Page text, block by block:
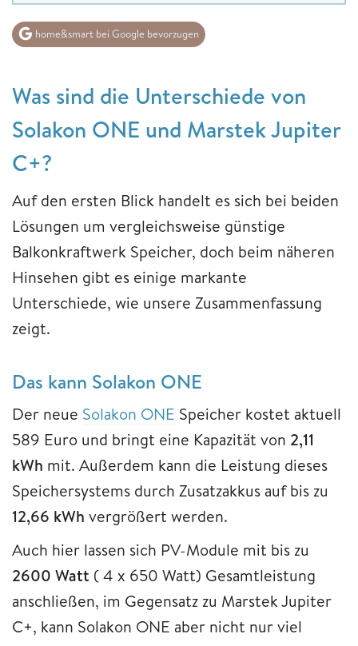
home&smart bei Google bevorzugen
Was sind die Unterschiede von
Solakon ONE und Marstek Jupiter
C+?
Auf den ersten Blick handelt es sich bei beiden
Lösungen um vergleichsweise günstige
Balkonkraftwerk Speicher, doch beim näheren
Hinsehen gibt es einige markante
Unterschiede, wie unsere Zusammenfassung
zeigt.
Das kann Solakon ONE
Der neue Solakon ONE Speicher kostet aktuell
589 Euro und bringt eine Kapazität von 2,11
kWh mit. Außerdem kann die Leistung dieses
Speichersystems durch Zusatzakkus auf bis zu
12,66 kWh vergrößert werden.
Auch hier lassen sich PV-Module mit bis zu
2600 Watt ( 4 x 650 Watt) Gesamtleistung
anschließen, im Gegensatz zu Marstek Jupiter
C+, kann Solakon ONE aber nicht nur viel